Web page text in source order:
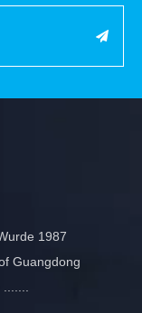
1987
Guangdong